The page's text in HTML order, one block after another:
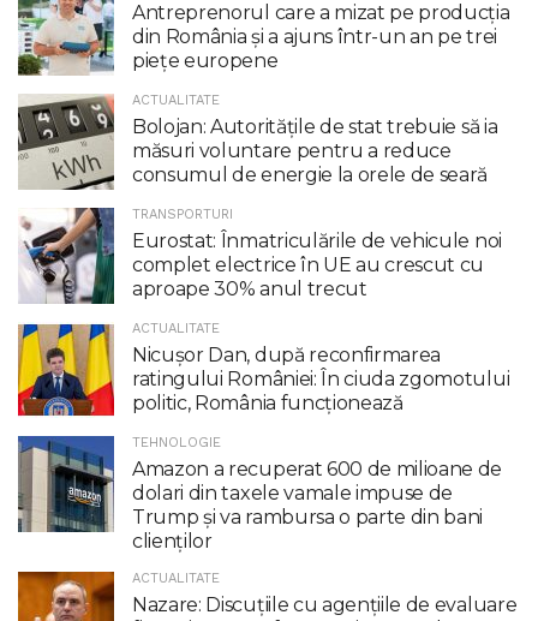
Antreprenorul care a mizat pe producția
din România și a ajuns într-un an pe trei
piețe europene
ACTUALITATE
Bolojan: Autoritățile de stat trebuie să ia
măsuri voluntare pentru a reduce
consumul de energie la orele de seară
TRANSPORTURI
Eurostat: Înmatriculările de vehicule noi
complet electrice în UE au crescut cu
aproape 30% anul trecut
ACTUALITATE
Nicuşor Dan, după reconfirmarea
ratingului României: În ciuda zgomotului
politic, România funcţionează
TEHNOLOGIE
Amazon a recuperat 600 de milioane de
dolari din taxele vamale impuse de
Trump şi va rambursa o parte din bani
clienţilor
ACTUALITATE
Nazare: Discuțiile cu agențiile de evaluare